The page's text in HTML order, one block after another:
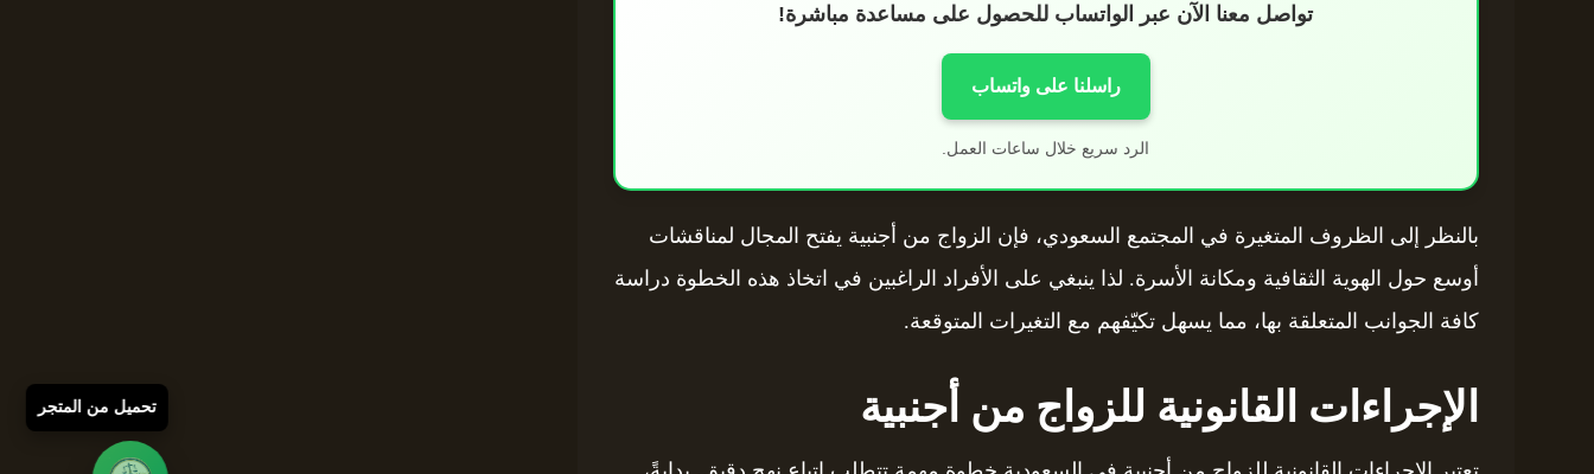
تواصل معنا الآن عبر الواتساب للحصول على مساعدة مباشرة!
راسلنا على واتساب
الرد سريع خلال ساعات العمل.
بالنظر إلى الظروف المتغيرة في المجتمع السعودي، فإن الزواج من أجنبية يفتح المجال لمناقشات
أوسع حول الهوية الثقافية ومكانة الأسرة. لذا ينبغي على الأفراد الراغبين في اتخاذ هذه الخطوة دراسة
كافة الجوانب المتعلقة بها، مما يسهل تكيّفهم مع التغيرات المتوقعة.
الإجراءات القانونية للزواج من أجنبية تحميل من المتجر